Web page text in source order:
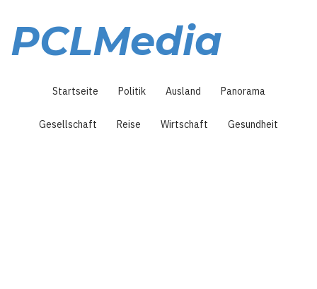
Inhalt
PCLMedia
Startseite Politik Ausland Panorama
Gesellschaft Reise Wirtschaft Gesundheit